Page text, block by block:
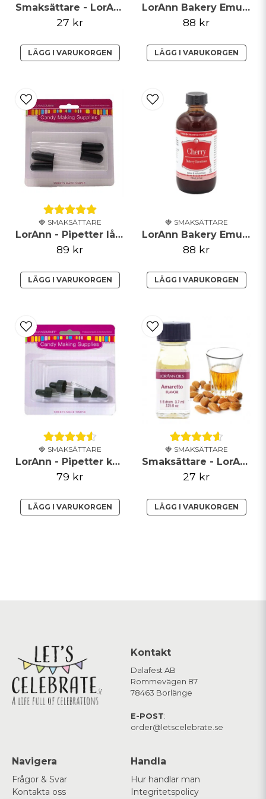
Smaksättare - LorAnn - Pepparmint
27 kr
LÄGG I VARUKORGEN
LorAnn Bakery Emulsion - Princess Cake & Cookie - 118ml
88 kr
LÄGG I VARUKORGEN
🍓 SMAKSÄTTARE
LorAnn - Pipetter lång - 4-pack
89 kr
LÄGG I VARUKORGEN
🍓 SMAKSÄTTARE
LorAnn Bakery Emulsion - Körsbär - 118ml
88 kr
LÄGG I VARUKORGEN
🍓 SMAKSÄTTARE
LorAnn - Pipetter kort (låsbar) - 4-pack
79 kr
LÄGG I VARUKORGEN
🍓 SMAKSÄTTARE
Smaksättare - LorAnn - Amaretto
27 kr
LÄGG I VARUKORGEN
Skicka fråga
Kontakt
Dalafest AB
Rommevägen 87
78463 Borlänge
E-POST:
order@letscelebrate.se
Navigera
Frågor & Svar
Kontakta oss
Handla
Hur handlar man
Integritetspolicy